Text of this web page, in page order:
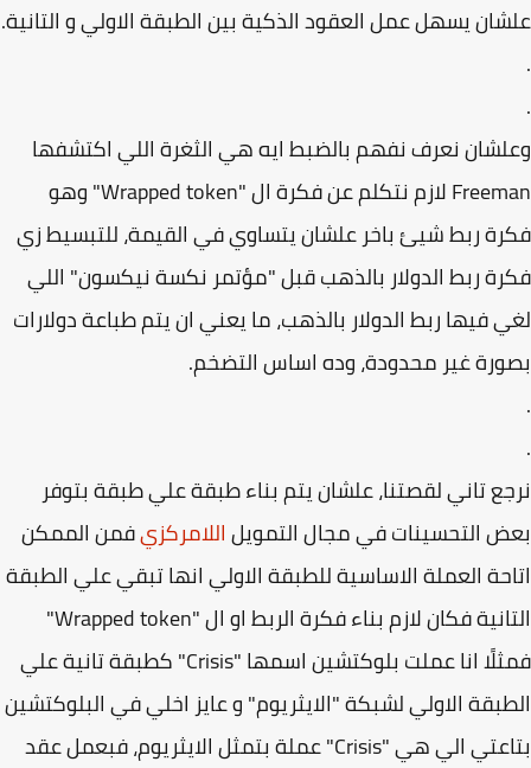
يسهل عمل العقود الذكية بين الطبقة الاولي و التانية.
نعرف نفهم بالضبط ايه هي الثغرة اللي اكتشفها
Freeman لازم نتكلم عن فكرة ال "Wrapped token" وهو
ربط شيئ باخر علشان يتساوي في القيمة، للتبسيط زي
ربط الدولار بالذهب قبل "مؤتمر نكسة نيكسون" اللي
فيها ربط الدولار بالذهب، ما يعني ان يتم طباعة دولارات
غير محدودة، وده اساس التضخم.
تاني لقصتنا، علشان يتم بناء طبقة علي طبقة بتوفر
التحسينات في مجال التمويلاللامركزيفمن الممكن
العملة الاساسية للطبقة الاولي انها تبقي علي الطبقة
التانية فكان لازم بناء فكرة الربط او ال "Wrapped token"
فمثلًا انا عملت بلوكتشين اسمها "Crisis" كطبقة تانية علي
الاولي لشبكة "الايثريوم" و عايز اخلي في البلوكتشين
بتاعتي الي هي "Crisis" عملة بتمثل الايثريوم، فبعمل عقد